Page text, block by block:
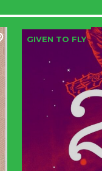
GIVEN TO FLY